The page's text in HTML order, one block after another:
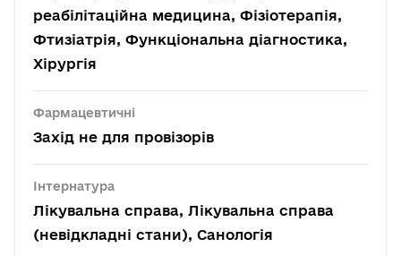
реабілітаційна медицина, Фізіотерапія,
Фтизіатрія, Функціональна діагностика,
Хірургія
Фармацевтичні
Захід не для провізорів
Інтернатура
Лікувальна справа, Лікувальна справа
(невідкладні стани), Санологія